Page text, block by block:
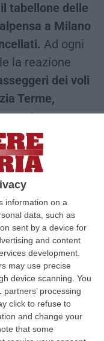
information on a
data, such as
sent by a device for
and content
development.
may use precise
device scanning. You
processing
click to refuse to
and change your
that some
il tabellone delle
a Milano
Ad ogni
la reazione
dei voli
Terme,
resteranno a
ripartire
Conosco
in Olanda,
come si
da quel
Prima di
ci tocca
a Milano».Mi
loro
«Hanno
per